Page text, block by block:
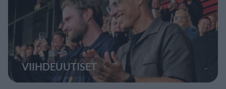
VIIHDEUUTISET